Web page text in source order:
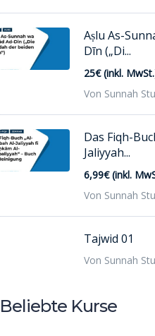
Aṣlu As-
Dīn („Di...
25€ (inkl.
Von Sunnah
Das Fiqh-
Jaliyyah...
6,99€ (inkl.
Von Sunnah
Tajwid 01
Von Sunnah
Beliebte Kurse